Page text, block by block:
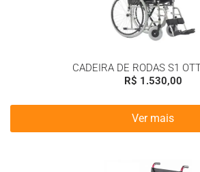
CADEIRA DE RODAS S1
R$ 1.530,00
Ver mais